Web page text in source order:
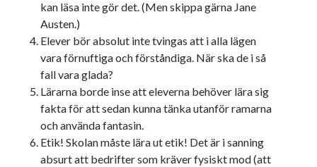
Fantastiskt välformulerad moderecensent
Onödiga citattecken
Dessa har något helt annat gemensamt
En amerikansk språkpolis
Fula biblioteksböcker
kan läsa inte gör det. (Men skippa gärna Jane
Austen.)
Elever bör absolut inte tvingas att i alla lägen
vara förnuftiga och förståndiga. När ska de i så
fall vara glada?
Lärarna borde inse att eleverna behöver lära sig
fakta för att sedan kunna tänka utanför ramarna
och använda fantasin.
Etik! Skolan måste lära ut etik! Det är i sanning
absurt att bedrifter som kräver fysiskt mod (att